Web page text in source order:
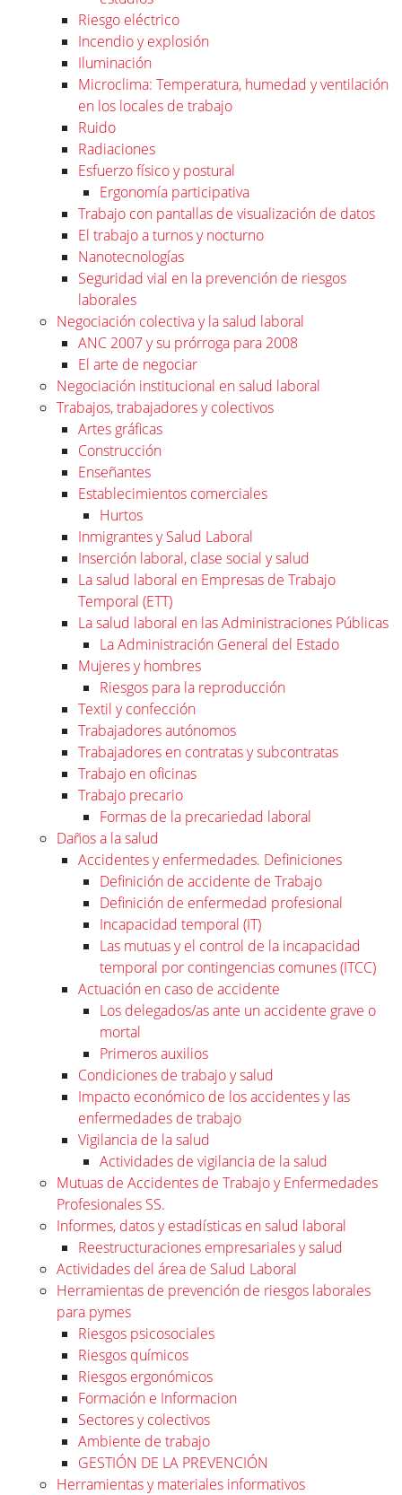
Riesgo eléctrico
Incendio y explosión
Iluminación
Microclima: Temperatura, humedad y ventilación
en los locales de trabajo
Ruido
Radiaciones
Esfuerzo físico y postural
Ergonomía participativa
Trabajo con pantallas de visualización de datos
El trabajo a turnos y nocturno
Nanotecnologías
Seguridad vial en la prevención de riesgos
laborales
Negociación colectiva y la salud laboral
ANC 2007 y su prórroga para 2008
El arte de negociar
Negociación institucional en salud laboral
Trabajos, trabajadores y colectivos
Artes gráficas
Construcción
Enseñantes
Establecimientos comerciales
Hurtos
Inmigrantes y Salud Laboral
Inserción laboral, clase social y salud
La salud laboral en Empresas de Trabajo
Temporal (ETT)
La salud laboral en las Administraciones Públicas
La Administración General del Estado
Mujeres y hombres
Riesgos para la reproducción
Textil y confección
Trabajadores autónomos
Trabajadores en contratas y subcontratas
Trabajo en oficinas
Trabajo precario
Formas de la precariedad laboral
Daños a la salud
Accidentes y enfermedades. Definiciones
Definición de accidente de Trabajo
Definición de enfermedad profesional
Incapacidad temporal (IT)
Las mutuas y el control de la incapacidad
temporal por contingencias comunes (ITCC)
Actuación en caso de accidente
Los delegados/as ante un accidente grave o
mortal
Primeros auxilios
Condiciones de trabajo y salud
Impacto económico de los accidentes y las
enfermedades de trabajo
Vigilancia de la salud
Actividades de vigilancia de la salud
Mutuas de Accidentes de Trabajo y Enfermedades
Profesionales SS.
Informes, datos y estadísticas en salud laboral
Reestructuraciones empresariales y salud
Actividades del área de Salud Laboral
Herramientas de prevención de riesgos laborales
para pymes
Riesgos psicosociales
Riesgos químicos
Riesgos ergonómicos
Formación e Informacion
Sectores y colectivos
Ambiente de trabajo
GESTIÓN DE LA PREVENCIÓN
Herramientas y materiales informativos